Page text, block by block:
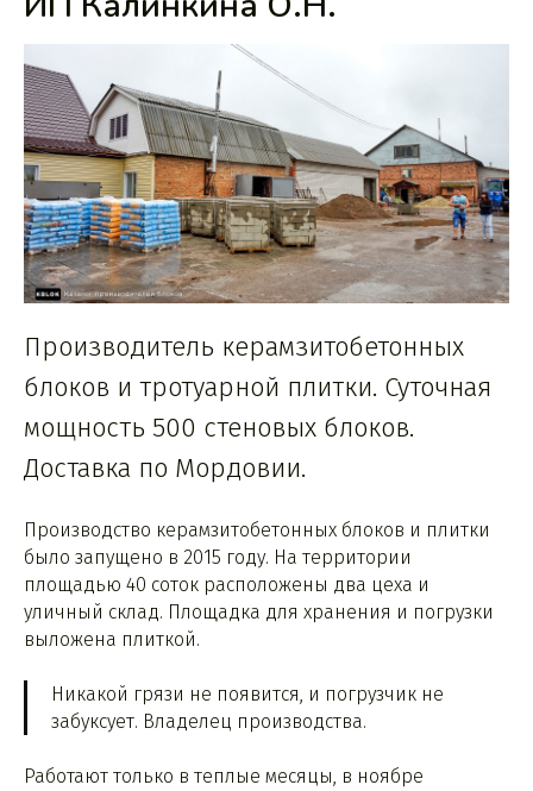
Производитель керамзитобетонных
блоков и тротуарной плитки. Суточная
мощность 500 стеновых блоков.
Доставка по Мордовии.
Производство керамзитобетонных блоков и плитки
было запущено в 2015 году. На территории
площадью 40 соток расположены два цеха и
уличный склад. Площадка для хранения и погрузки
выложена плиткой.
Никакой грязи не появится, и погрузчик не
забуксует. Владелец производства.
Работают только в теплые месяцы, в ноябре